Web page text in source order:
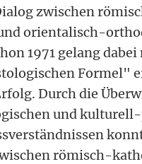
zwischen
orientalisch-
1971 gelang
Formel"
Durch die
und
römisch-